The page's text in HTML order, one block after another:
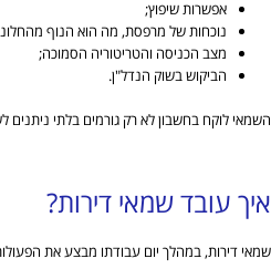
אפשרות שיפוץ;
נוכחות של מרפסת, מה הוא הנוף
מצב הכניסה והטריטוריה הסמוכה;
הביקוש בשוק הנדל"ן.
השמאי לוקח בחשבון לא רק גורמים בלתי
איך עובד שמאי דירות?
שמאי דירות, במהלך יום עבודתו מבצע את